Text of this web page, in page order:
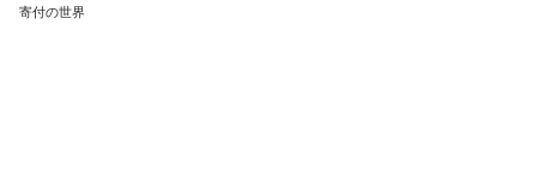
寄付の世界